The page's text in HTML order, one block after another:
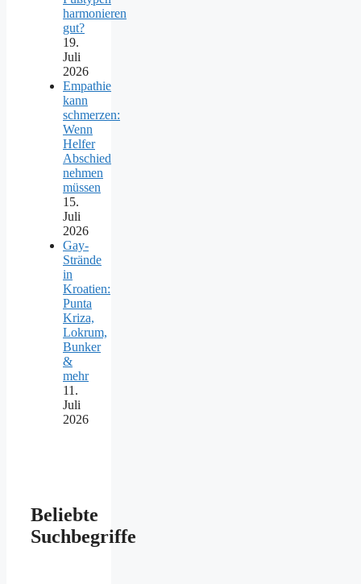
harmonieren
gut?
19.
Juli
2026
Empathie
kann
schmerzen:
Wenn
Helfer
Abschied
nehmen
müssen
15.
Juli
2026
Gay-
Strände
in
Kroatien:
Punta
Kriza,
Lokrum,
Bunker
&
mehr
11.
Juli
2026
Beliebte
Suchbegriffe